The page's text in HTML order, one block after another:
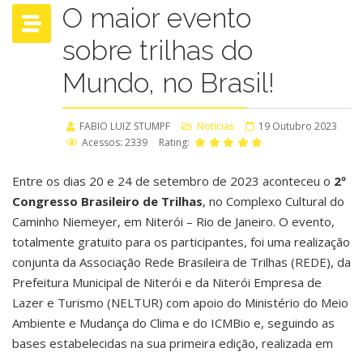
O maior evento
sobre trilhas do
Mundo, no Brasil!
FABIO LUIZ STUMPF Notícias
19 Outubro 2023
Acessos: 2339
Rating:
Entre os dias 20 e 24 de setembro de 2023 aconteceu o 2º
Congresso Brasileiro de Trilhas, no Complexo Cultural do
Caminho Niemeyer, em Niterói – Rio de Janeiro. O evento,
totalmente gratuito para os participantes, foi uma realização
conjunta da Associação Rede Brasileira de Trilhas (REDE), da
Prefeitura Municipal de Niterói e da Niterói Empresa de
Lazer e Turismo (NELTUR) com apoio do Ministério do Meio
Ambiente e Mudança do Clima e do ICMBio e, seguindo as
bases estabelecidas na sua primeira edição, realizada em